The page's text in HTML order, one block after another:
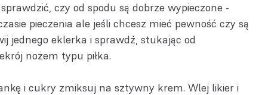
czy od spodu są dobrze wypieczone -
pieczenia ale jeśli chcesz mieć pewność czy są
jednego eklerka i sprawdź, stukając od
nożem typu piłka.
i cukry zmiksuj na sztywny krem. Wlej likier i